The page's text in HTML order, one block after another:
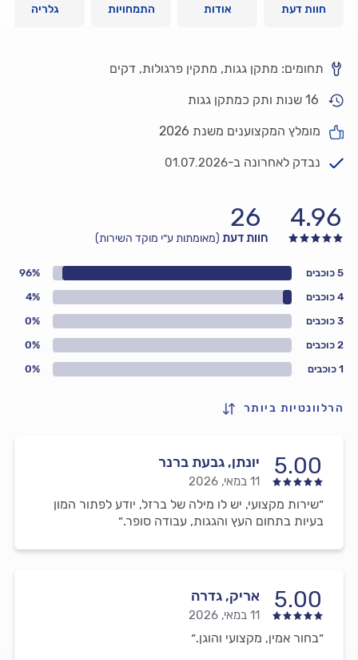
חוות דעת אודות התמחויות גלריה
תחומים: מתקן גגות, מתקין פרגולות, דקים
16 שנות ותק כמתקן גגות
מומלץ המקצוענים משנת 2026
נבדק לאחרונה ב-01.07.2026
4.96
26
חוות דעת (מאומתות ע״י מוקד השירות)
1 כוכבים 0%
2 כוכבים 0%
3 כוכבים 0%
4 כוכבים 4%
5 כוכבים 96%
הרלוונטיות ביותר
5.00 יונתן, גבעת ברנר
11 במאי, 2026
״שירות מקצועי, יש לו מילה של ברזל, יודע לפתור המון
בעיות בתחום העץ והגגות, עבודה סופר.״
5.00 אריק, גדרה
11 במאי, 2026
״בחור אמין, מקצועי והוגן.״